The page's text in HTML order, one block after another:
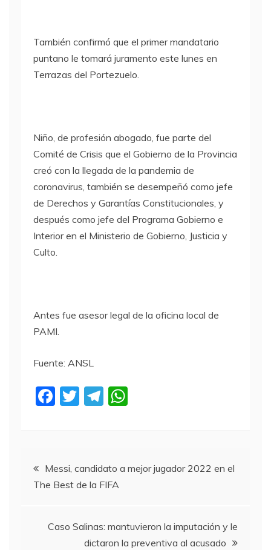
También confirmó que el primer mandatario
puntano le tomará juramento este lunes en
Terrazas del Portezuelo.
Niño, de profesión abogado, fue parte del
Comité de Crisis que el Gobierno de la Provincia
creó con la llegada de la pandemia de
coronavirus, también se desempeñó como jefe
de Derechos y Garantías Constitucionales, y
después como jefe del Programa Gobierno e
Interior en el Ministerio de Gobierno, Justicia y
Culto.
Antes fue asesor legal de la oficina local de
PAMI.
Fuente: ANSL
F
b
o
k
T
T
a
m
A
Navegación
de
entradas
Messi, candidato a mejor jugador 2022 en el
The Best de la FIFA
Caso Salinas: mantuvieron la imputación y le
dictaron la preventiva al acusado